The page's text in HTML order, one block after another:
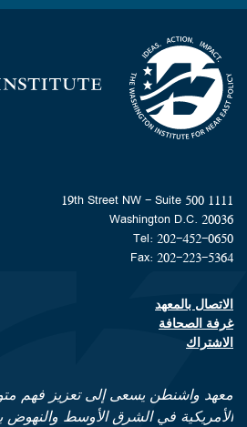
Homepage
1111 19th Street NW - Suite 500
Washington D.C. 20036
Tel: 202-452-0650
Fax: 202-223-5364
Footer contact links
الاتصال بالمعهد
غرفة الصحافة
الاشتراك
معهد واشنطن يسعى إلى تعزيز فهم
الأمريكية في الشرق الأوسط والنهوض